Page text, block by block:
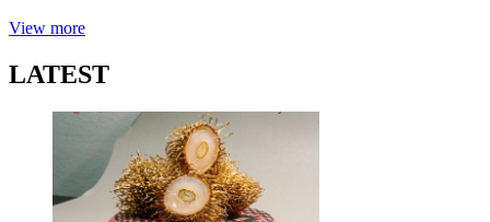
View more
LATEST